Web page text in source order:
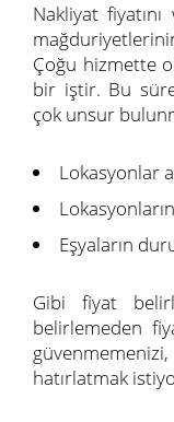
Nakliyat
Çoğu hizmette
bir iştir. Bu
çok unsur
Lokasyonlar
Eşyaların
Gibi fiyat
belirlemeden
güvenmemenizi,
hatırlatmak